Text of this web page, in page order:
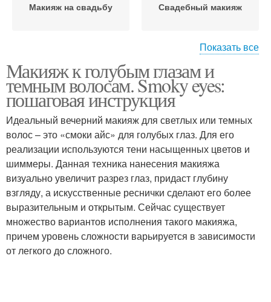
Макияж на свадьбу Свадебный макияж
Глаз по цветотипу Голубые глаза
Карнавальный макияж Кошачий глаз
Глаз с пигментами
Показать все
Макияж к голубым глазам и
темным волосам. Smoky eyes:
пошаговая инструкция
Идеальный вечерний макияж для светлых или темных
волос – это «смоки айс» для голубых глаз. Для его
реализации используются тени насыщенных цветов и
шиммеры. Данная техника нанесения макияжа
визуально увеличит разрез глаз, придаст глубину
взгляду, а искусственные реснички сделают его более
выразительным и открытым. Сейчас существует
множество вариантов исполнения такого макияжа,
причем уровень сложности варьируется в зависимости
от легкого до сложного.